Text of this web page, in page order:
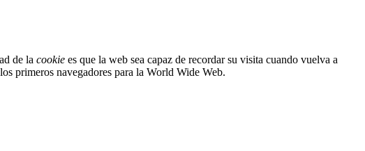
de la cookie es que la web sea capaz de recordar su visita cuando vuelva a
primeros navegadores para la World Wide Web.